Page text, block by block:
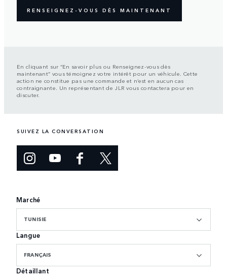
RENSEIGNEZ-VOUS DÈS MAINTENANT
En cliquant sur “En savoir plus ou Renseignez-vous dès
maintenant” vous témoignez votre intérêt pour un véhicule. Cette
action ne constitue pas une commande et n’est en aucun cas
contraignante. Un représentant de JLR vous contactera pour en
discuter.
SUIVEZ LA CONVERSATION
Marché
TUNISIE
Langue
FRANÇAIS
Détaillant